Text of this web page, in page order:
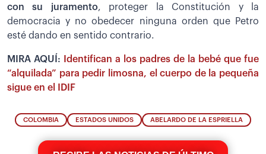
con su juramento, proteger la Constitución y la
democracia y no obedecer ninguna orden que Petro
esté dando en sentido contrario.
MIRA AQUÍ: Identifican a los padres de la bebé que fue
“alquilada” para pedir limosna, el cuerpo de la pequeña
sigue en el IDIF
COLOMBIA ESTADOS UNIDOS ABELARDO DE LA ESPRIELLA